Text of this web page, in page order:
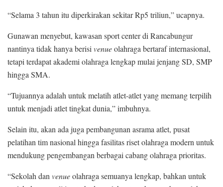
“Selama 3 tahun itu diperkirakan sekitar Rp5 triliun,” ucapnya.
Gunawan menyebut, kawasan sport center di Rancabungur
nantinya tidak hanya berisi venueolahraga bertaraf internasional,
tetapi terdapat akademi olahraga lengkap mulai jenjang SD, SMP
hingga SMA.
“Tujuannya adalah untuk melatih atlet-atlet yang memang terpilih
untuk menjadi atlet tingkat dunia,” imbuhnya.
Selain itu, akan ada juga pembangunan asrama atlet, pusat
pelatihan tim nasional hingga fasilitas riset olahraga modern untuk
mendukung pengembangan berbagai cabang olahraga prioritas.
“Sekolah dan venueolahraga semuanya lengkap, bahkan untuk